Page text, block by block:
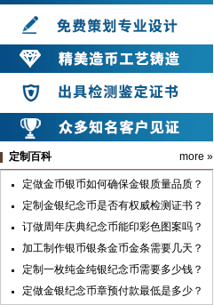
山东兆通科技有限公司
中共安康市委
中共汉滨区委组织部
深圳市彬讯科技有限公司（土巴兔）
上海雪榕生物科技股份有限公司
广亚铝业集团
广州市第七中学
广州华夏职业学院
定制百科 more »
定做金币银币如何确保金银质量品质？
定制金银纪念币是否有权威检测证书？
订做周年庆典纪念币能印彩色图案吗？
加工制作银币银条金币金条需要几天？
定制一枚纯金纯银纪念币需要多少钱？
定做金银纪念币章预付款最低是多少？